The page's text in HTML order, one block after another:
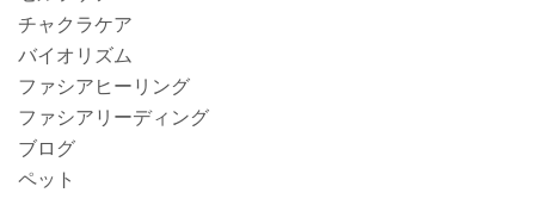
チャクラケア
バイオリズム
ファシアヒーリング
ファシアリーディング
ブログ
ペット